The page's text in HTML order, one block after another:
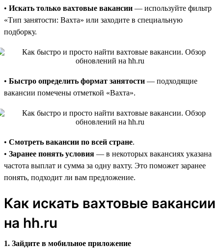
• Искать только вахтовые вакансии — используйте фильтр
«Тип занятости: Вахта» или заходите в специальную
подборку.
• Быстро определить формат занятости — подходящие
вакансии помечены отметкой «Вахта».
• Смотреть вакансии по всей стране.
• Заранее понять условия — в некоторых вакансиях указана
частота выплат и сумма за одну вахту. Это поможет заранее
понять, подходит ли вам предложение.
Как искать вахтовые вакансии
на hh.ru
1. Зайдите в мобильное приложение